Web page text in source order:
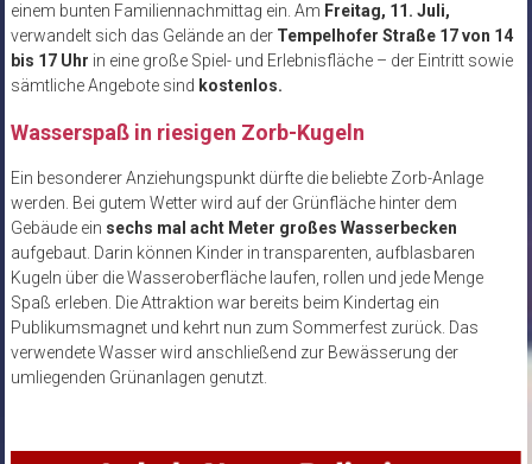
einem bunten Familiennachmittag ein. Am Freitag, 11. Juli,
verwandelt sich das Gelände an derTempelhofer Straße 17 von 14
bis 17 Uhr in eine große Spiel- und Erlebnisfläche – der Eintritt sowie
sämtliche Angebote sind kostenlos.
Wasserspaß in riesigen Zorb-Kugeln
Ein besonderer Anziehungspunkt dürfte die beliebte Zorb-Anlage
werden. Bei gutem Wetter wird auf der Grünfläche hinter dem
Gebäude ein sechs mal acht Meter großes Wasserbecken
aufgebaut. Darin können Kinder in transparenten, aufblasbaren
Kugeln über die Wasseroberfläche laufen, rollen und jede Menge
Spaß erleben. Die Attraktion war bereits beim Kindertag ein
Publikumsmagnet und kehrt nun zum Sommerfest zurück. Das
verwendete Wasser wird anschließend zur Bewässerung der
umliegenden Grünanlagen genutzt.